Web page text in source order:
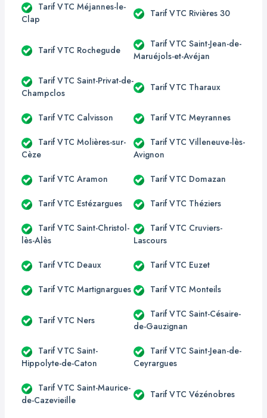
Tarif VTC Méjannes-le-
Clap
Tarif VTC Rivières 30
Tarif VTC Rochegude
Tarif VTC Saint-Jean-de-
Maruéjols-et-Avéjan
Tarif VTC Saint-Privat-de-
Champclos
Tarif VTC Tharaux
Tarif VTC Calvisson Tarif VTC Meyrannes
Tarif VTC Molières-sur-
Cèze
Tarif VTC Villeneuve-lès-
Avignon
Tarif VTC Aramon Tarif VTC Domazan
Tarif VTC Estézargues Tarif VTC Théziers
Tarif VTC Saint-Christol-
lès-Alès
Tarif VTC Cruviers-
Lascours
Tarif VTC Deaux Tarif VTC Euzet
Tarif VTC Martignargues Tarif VTC Monteils
Tarif VTC Ners
Tarif VTC Saint-Césaire-
de-Gauzignan
Tarif VTC Saint-
Hippolyte-de-Caton
Tarif VTC Saint-Jean-de-
Ceyrargues
Tarif VTC Saint-Maurice-
de-Cazevieille
Tarif VTC Vézénobres